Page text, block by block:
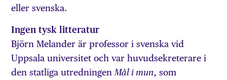
eller svenska.
Ingen tysk litteratur
Björn Melander är professor i svenska vid
Uppsala universitet och var huvudsekreterare i
den statliga utredningen Mål i mun, som